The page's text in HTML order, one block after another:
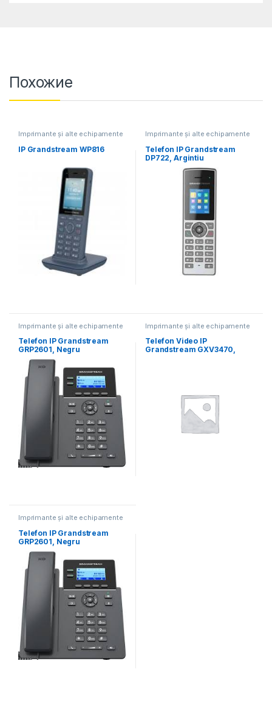
Похожие
Imprimante și alte echipamente
IP Grandstream WP816
Imprimante și alte echipamente
Telefon IP Grandstream
DP722, Argintiu
Imprimante și alte echipamente
Telefon IP Grandstream
GRP2601, Negru
Imprimante și alte echipamente
Telefon Video IP
Grandstream GXV3470,
Imprimante și alte echipamente
Telefon IP Grandstream
GRP2601, Negru